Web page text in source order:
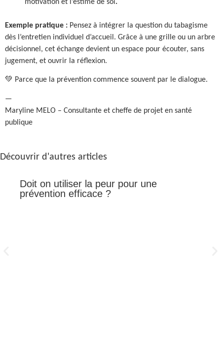
motivation et l’estime de soi.
Exemple pratique : Pensez à intégrer la question du tabagisme
dès l’entretien individuel d’accueil. Grâce à une grille ou un arbre
décisionnel, cet échange devient un espace pour écouter, sans
jugement, et ouvrir la réflexion.
💚 Parce que la prévention commence souvent par le dialogue.
—
Maryline MELO – Consultante et cheffe de projet en santé
publique
Découvrir d'autres articles
Doit on utiliser la peur pour une
prévention efficace ?